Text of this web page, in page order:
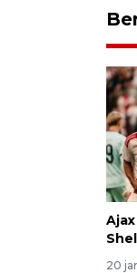
20